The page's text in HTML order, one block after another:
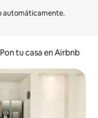
Pon tu casa en Airbnb